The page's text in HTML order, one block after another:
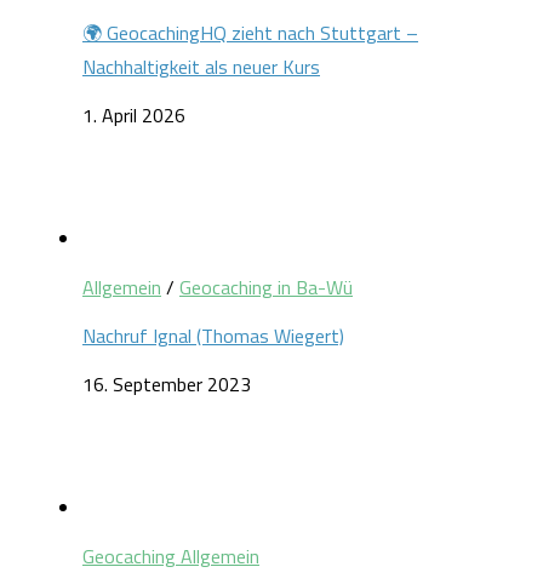
🌍 GeocachingHQ zieht nach Stuttgart –
Nachhaltigkeit als neuer Kurs
1. April 2026
Allgemein / Geocaching in Ba-Wü
Nachruf Ignal (Thomas Wiegert)
16. September 2023
Geocaching Allgemein